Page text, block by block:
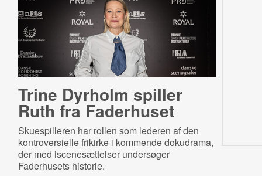
Trine Dyrholm spiller
Ruth fra Faderhuset
Skuespilleren har rollen som lederen af den
kontroversielle frikirke i kommende dokudrama,
der med iscenesættelser undersøger
Faderhusets historie.